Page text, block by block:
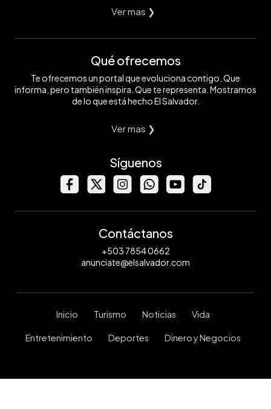
Ver mas ❯
Qué ofrecemos
Te ofrecemos un portal que evoluciona contigo. Que
informa, pero también inspira. Que te representa. Mostramos
de lo que está hecho El Salvador.
Ver mas ❯
Síguenos
Contáctanos
+503 7854 0662
anunciate@elsalvador.com
Inicio Turismo Noticias Vida
Entretenimiento Deportes Dinero y Negocios